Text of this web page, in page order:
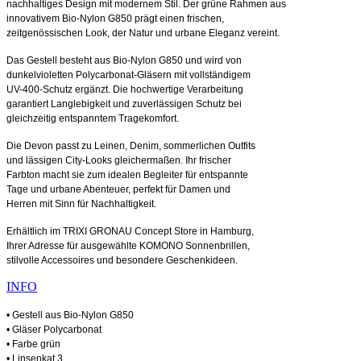
nachhaltiges Design mit modernem Stil. Der grüne Rahmen aus
innovativem Bio-Nylon G850 prägt einen frischen,
zeitgenössischen Look, der Natur und urbane Eleganz vereint.
Das Gestell besteht aus Bio-Nylon G850 und wird von
dunkelvioletten Polycarbonat-Gläsern mit vollständigem
UV-400-Schutz ergänzt. Die hochwertige Verarbeitung
garantiert Langlebigkeit und zuverlässigen Schutz bei
gleichzeitig entspanntem Tragekomfort.
Die Devon passt zu Leinen, Denim, sommerlichen Outfits
und lässigen City-Looks gleichermaßen. Ihr frischer
Farbton macht sie zum idealen Begleiter für entspannte
Tage und urbane Abenteuer, perfekt für Damen und
Herren mit Sinn für Nachhaltigkeit.
Erhältlich im TRIXI GRONAU Concept Store in Hamburg,
Ihrer Adresse für ausgewählte KOMONO Sonnenbrillen,
stilvolle Accessoires und besondere Geschenkideen.
INFO
• Gestell aus Bio-Nylon G850
• Gläser Polycarbonat
• Farbe grün
• Linsenkat.3